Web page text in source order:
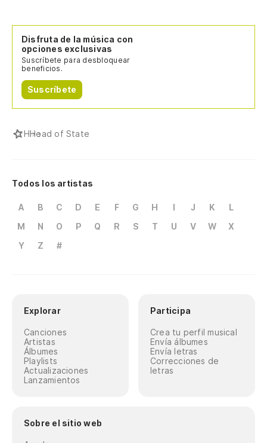
Disfruta de la música con
opciones exclusivas
Suscríbete para desbloquear
beneficios.
Suscríbete
HHead of State
Todos los artistas
A B C D E F G H I J K
L
M
N O P Q R S T U V W
X
Y
Z #
Explorar
Canciones
Artistas
Álbumes
Playlists
Actualizaciones
Lanzamientos
Participa
Crea tu perfil musical
Envía álbumes
Envía letras
Correcciones de
letras
Sobre el sitio web